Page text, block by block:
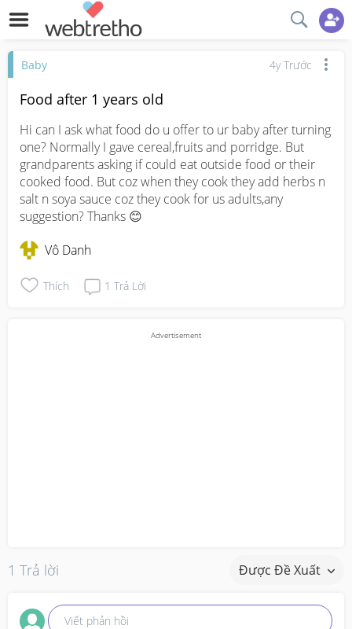
Baby 4y Trước
Food after 1 years old
Hi can I ask what food do u offer to ur baby after turning
one? Normally I gave cereal,fruits and porridge. But
grandparents asking if could eat outside food or their
cooked food. But coz when they cook they add herbs n
salt n soya sauce coz they cook for us adults,any
suggestion? Thanks 😊
Vô Danh
Thích 1 Trả Lời
1 Trả lời Được Đề Xuất
Viết phản hồi